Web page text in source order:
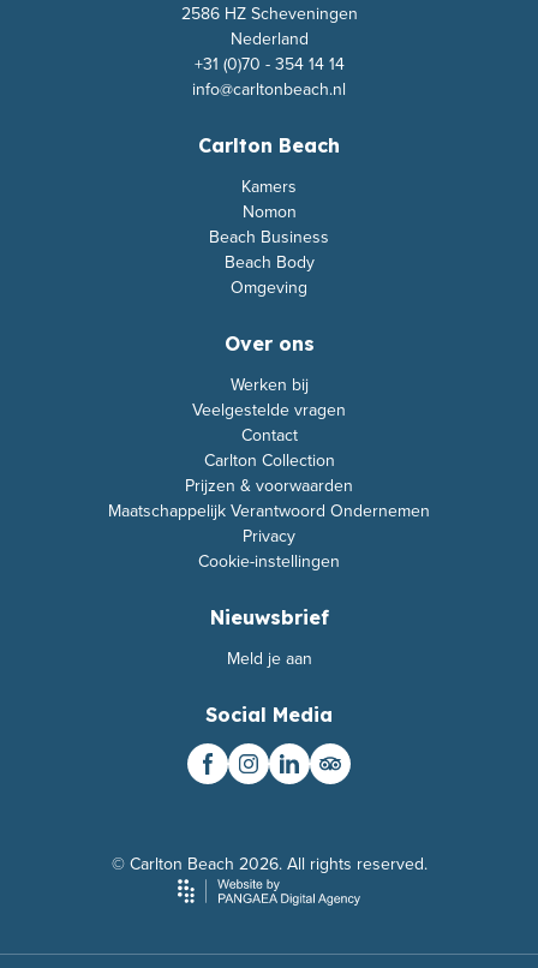
2586 HZ Scheveningen
Nederland
+31 (0)70 - 354 14 14
info@carltonbeach.nl
Carlton Beach
Kamers
Nomon
Beach Business
Beach Body
Omgeving
Over ons
Werken bij
Veelgestelde vragen
Contact
Carlton Collection
Prijzen & voorwaarden
Maatschappelijk Verantwoord Ondernemen
Privacy
Cookie-instellingen
Nieuwsbrief
Meld je aan
Social Media
© Carlton Beach 2026. All rights reserved.